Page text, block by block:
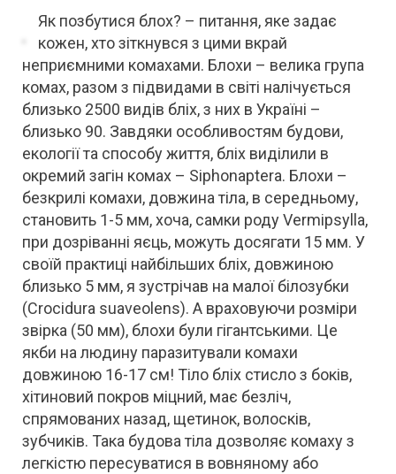
Як позбутися блох? – питання, яке задає
кожен, хто зіткнувся з цими вкрай
неприємними комахами. Блохи – велика група
комах, разом з підвидами в світі налічується
близько 2500 видів бліх, з них в Україні –
близько 90. Завдяки особливостям будови,
екології та способу життя, бліх виділили в
окремий загін комах – Siphonaptera. Блохи –
безкрилі комахи, довжина тіла, в середньому,
становить 1-5 мм, хоча, самки роду Vermipsylla,
при дозріванні яєць, можуть досягати 15 мм. У
своїй практиці найбільших бліх, довжиною
близько 5 мм, я зустрічав на малої білозубки
(Crocidura suaveolens). А враховуючи розміри
звірка (50 мм), блохи були гігантськими. Це
якби на людину паразитували комахи
довжиною 16-17 см! Тіло бліх стисло з боків,
хітиновий покров міцний, має безліч,
спрямованих назад, щетинок, волосків,
зубчиків. Така будова тіла дозволяє комаху з
легкістю пересуватися в вовняному або